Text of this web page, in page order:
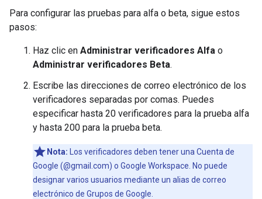
Para configurar las pruebas para alfa o beta, sigue estos
pasos:
Haz clic en Administrar verificadores Alfa o
Administrar verificadores Beta.
Escribe las direcciones de correo electrónico de los
verificadores separadas por comas. Puedes
especificar hasta 20 verificadores para la prueba alfa
y hasta 200 para la prueba beta.
Nota: Los verificadores deben tener una Cuenta de
Google (@gmail.com) o Google Workspace. No puede
designar varios usuarios mediante un alias de correo
electrónico de Grupos de Google.